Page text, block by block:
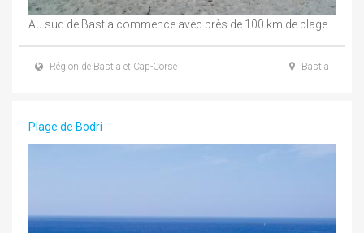
Région de Bastia et Cap-Corse Bastia
Plage de Bodri